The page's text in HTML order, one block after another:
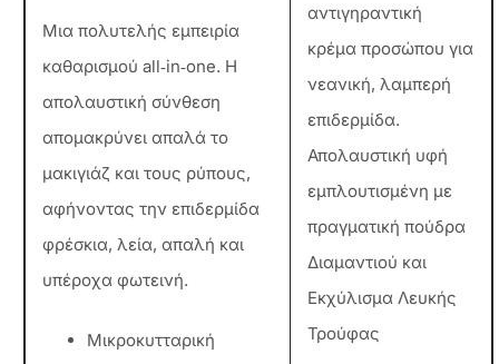
Μια πολυτελής εμπειρία
καθαρισμού all‑in‑one. Η
απολαυστική σύνθεση
απομακρύνει απαλά το
μακιγιάζ και τους ρύπους,
αφήνοντας την επιδερμίδα
φρέσκια, λεία, απαλή και
υπέροχα φωτεινή.
Μικροκυτταρική
αντιγηραντική
κρέμα προσώπου για
νεανική, λαμπερή
επιδερμίδα.
Απολαυστική υφή
εμπλουτισμένη με
πραγματική πούδρα
Διαμαντιού και
Εκχύλισμα Λευκής
Τρούφας